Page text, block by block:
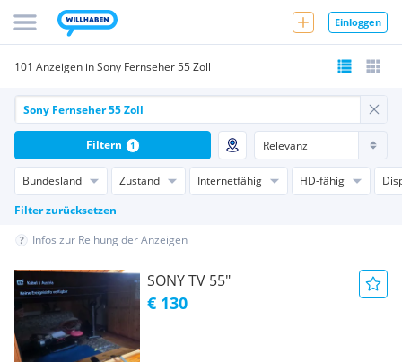
Einloggen
101 Anzeigen in Sony Fernseher 55 Zoll
Bundesland Zustand Internetfähig HD-fähig
Filter zurücksetzen
Filtern 1
Infos zur Reihung der Anzeigen
SONY TV 55"
€ 130